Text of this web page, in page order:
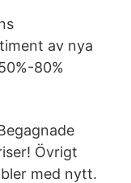
av nya
80%
Övrigt
med nytt.